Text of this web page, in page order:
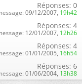
Réponses: 0
09/12/2007, 19h42
Réponses: 4
12/01/2007, 12h26
Réponses: 4
01/01/2005, 16h54
Réponses: 6
01/06/2004, 13h38